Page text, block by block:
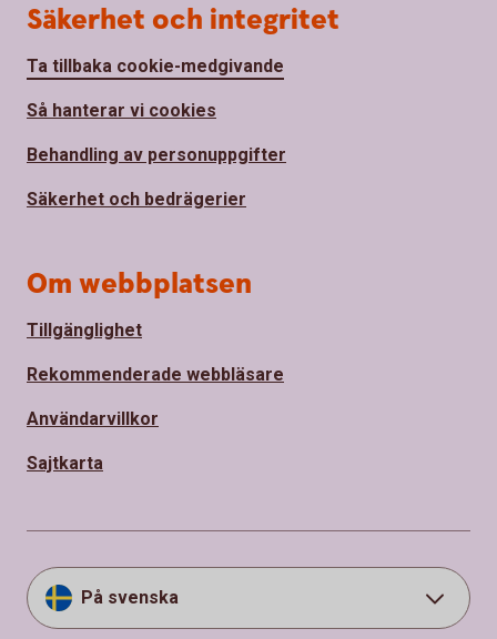
Säkerhet och integritet
Ta tillbaka cookie-medgivande
Så hanterar vi cookies
Behandling av personuppgifter
Säkerhet och bedrägerier
Om webbplatsen
Tillgänglighet
Rekommenderade webbläsare
Användarvillkor
Sajtkarta
På svenska